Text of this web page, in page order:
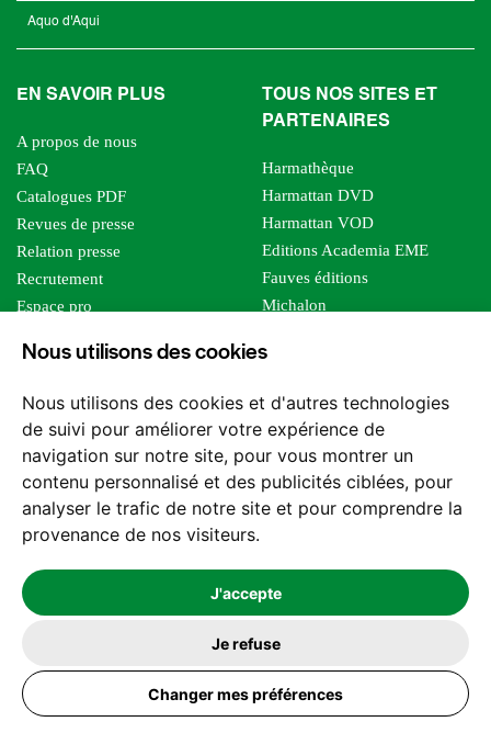
Nous utilisons des cookies
Nous utilisons des cookies et d'autres technologies
de suivi pour améliorer votre expérience de
navigation sur notre site, pour vous montrer un
contenu personnalisé et des publicités ciblées, pour
analyser le trafic de notre site et pour comprendre la
provenance de nos visiteurs.
J'accepte
Je refuse
Changer mes préférences
Aquo d'Aqui
EN SAVOIR PLUS
A propos de nous
FAQ
Catalogues PDF
Revues de presse
Relation presse
Recrutement
Espace pro
Foreign rights
TOUS NOS SITES ET
PARTENAIRES
Harmathèque
Harmattan DVD
Harmattan VOD
Editions Academia EME
Fauves éditions
Michalon
Editions Sutton
Les impliqués
Tous les éditeurs
Nos structures
Nous contacter
2026 -© Les Editions l'Harmattan. Tous droits réservés - Site réalisé par
Mentions légales
Politique de confidentialité